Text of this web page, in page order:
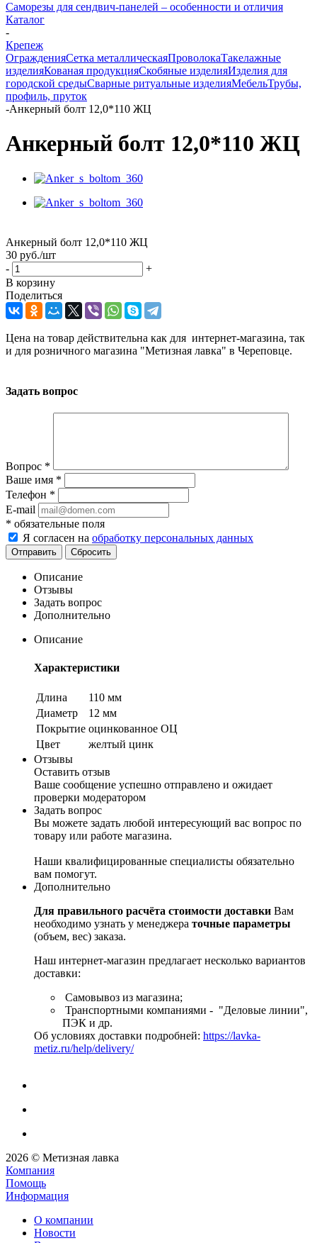
Саморезы для сендвич-панелей – особенности и отличия
Каталог
-
Крепеж
ОгражденияСетка металлическаяПроволокаТакелажные
изделияКованая продукцияСкобяные изделияИзделия для
городской средыСварные ритуальные изделияМебельТрубы,
профиль, пруток
-Анкерный болт 12,0*110 ЖЦ
Анкерный болт 12,0*110 ЖЦ
Анкерный болт 12,0*110 ЖЦ
30 руб./шт
-
+
В корзину
Поделиться
Цена на товар действительна как для интернет-магазина, так
и для розничного магазина "Метизная лавка" в Череповце.
Задать вопрос
Вопрос *
Ваше имя *
Телефон *
E-mail
* обязательные поля
Я согласен на обработку персональных данных
Сбросить
Описание
Отзывы
Задать вопрос
Дополнительно
Описание
Характеристики
Длина
110 мм
Диаметр
12 мм
Покрытие оцинкованное ОЦ
Цвет
желтый цинк
Отзывы
Оставить отзыв
Ваше сообщение успешно отправлено и ожидает
проверки модератором
Задать вопрос
Вы можете задать любой интересующий вас вопрос по
товару или работе магазина.
Наши квалифицированные специалисты обязательно
вам помогут.
Дополнительно
Для правильного расчёта стоимости доставки Вам
необходимо узнать у менеджера точные параметры
(объем, вес) заказа.
Наш интернет-магазин предлагает несколько вариантов
доставки:
Самовывоз из магазина;
Транспортными компаниями - "Деловые линии",
ПЭК и др.
Об условиях доставки подробней: https://lavka-
metiz.ru/help/delivery/
2026 © Метизная лавка
Компания
Помощь
Информация
О компании
Новости